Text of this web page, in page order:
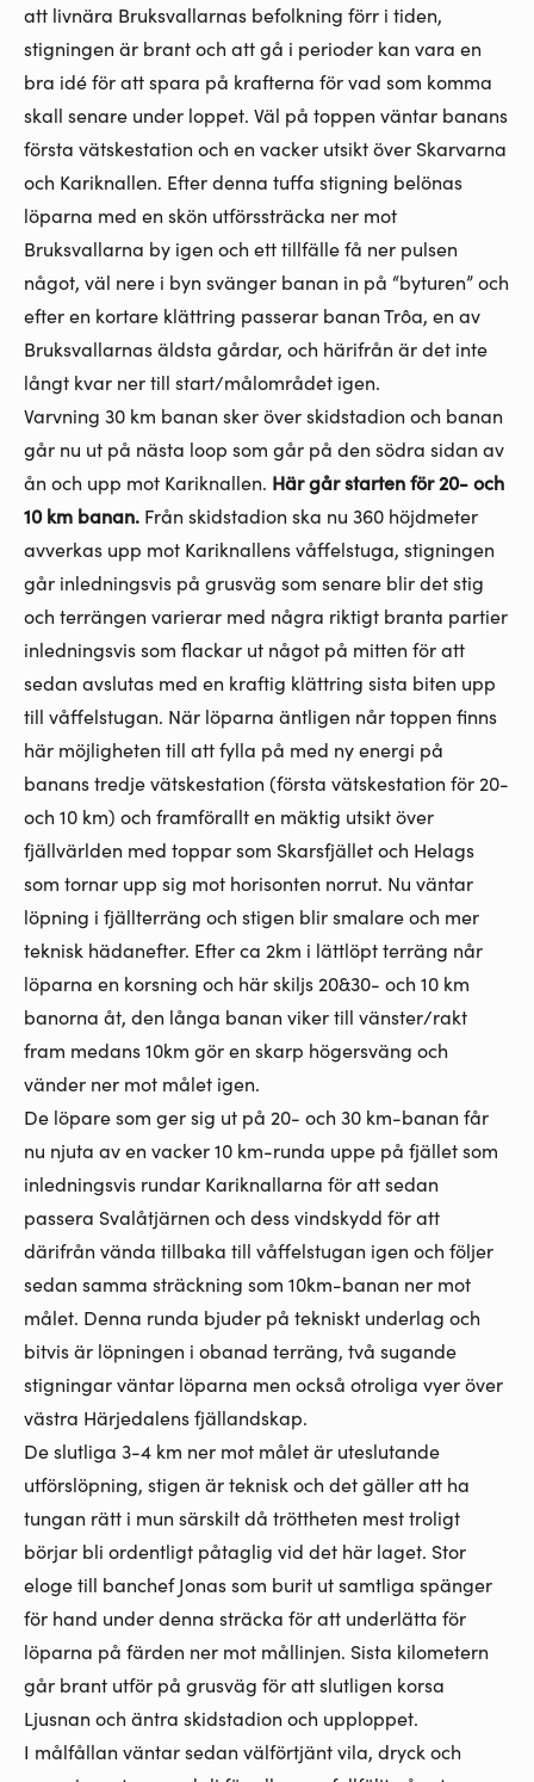
att livnära Bruksvallarnas befolkning förr i tiden,
stigningen är brant och att gå i perioder kan vara en
bra idé för att spara på krafterna för vad som komma
skall senare under loppet. Väl på toppen väntar banans
första vätskestation och en vacker utsikt över Skarvarna
och Kariknallen. Efter denna tuffa stigning belönas
löparna med en skön utförssträcka ner mot
Bruksvallarna by igen och ett tillfälle få ner pulsen
något, väl nere i byn svänger banan in på “byturen” och
efter en kortare klättring passerar banan Trôa, en av
Bruksvallarnas äldsta gårdar, och härifrån är det inte
långt kvar ner till start/målområdet igen.
Varvning 30 km banan sker över skidstadion och banan
går nu ut på nästa loop som går på den södra sidan av
ån och upp mot Kariknallen. Här går starten för 20- och
10 km banan. Från skidstadion ska nu 360 höjdmeter
avverkas upp mot Kariknallens våffelstuga, stigningen
går inledningsvis på grusväg som senare blir det stig
och terrängen varierar med några riktigt branta partier
inledningsvis som flackar ut något på mitten för att
sedan avslutas med en kraftig klättring sista biten upp
till våffelstugan. När löparna äntligen når toppen finns
här möjligheten till att fylla på med ny energi på
banans tredje vätskestation (första vätskestation för 20-
och 10 km) och framförallt en mäktig utsikt över
fjällvärlden med toppar som Skarsfjället och Helags
som tornar upp sig mot horisonten norrut. Nu väntar
löpning i fjällterräng och stigen blir smalare och mer
teknisk hädanefter. Efter ca 2km i lättlöpt terräng når
löparna en korsning och här skiljs 20&30- och 10 km
banorna åt, den långa banan viker till vänster/rakt
fram medans 10km gör en skarp högersväng och
vänder ner mot målet igen.
De löpare som ger sig ut på 20- och 30 km-banan får
nu njuta av en vacker 10 km-runda uppe på fjället som
inledningsvis rundar Kariknallarna för att sedan
passera Svalåtjärnen och dess vindskydd för att
därifrån vända tillbaka till våffelstugan igen och följer
sedan samma sträckning som 10km-banan ner mot
målet. Denna runda bjuder på tekniskt underlag och
bitvis är löpningen i obanad terräng, två sugande
stigningar väntar löparna men också otroliga vyer över
västra Härjedalens fjällandskap.
De slutliga 3-4 km ner mot målet är uteslutande
utförslöpning, stigen är teknisk och det gäller att ha
tungan rätt i mun särskilt då tröttheten mest troligt
börjar bli ordentligt påtaglig vid det här laget. Stor
eloge till banchef Jonas som burit ut samtliga spänger
för hand under denna sträcka för att underlätta för
löparna på färden ner mot mållinjen. Sista kilometern
går brant utför på grusväg för att slutligen korsa
Ljusnan och äntra skidstadion och upploppet.
I målfållan väntar sedan välförtjänt vila, dryck och